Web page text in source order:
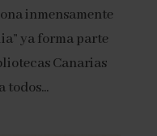
inmensamente
ya forma parte
Canarias
todos...